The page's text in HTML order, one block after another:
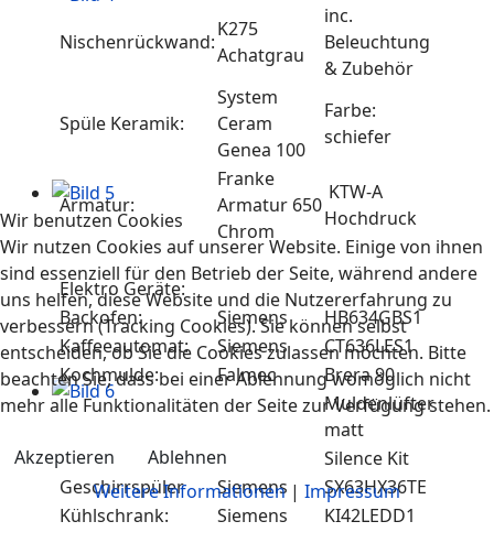
Nischenrückwand:
K275
Achatgrau
inc.
Beleuchtung
& Zubehör
Spüle Keramik:
System
Ceram
Genea 100
Farbe:
schiefer
Armatur:
Franke
Armatur 650
Chrom
KTW-A
Hochdruck
Elektro Geräte:
Backofen:
Siemens
HB634GBS1
Kaffeeautomat:
Siemens
CT636LES1
Kochmulde:
Falmec
Brera 90
Muldenlüfter
matt
Silence Kit
Geschirrspüler
Siemens
SX63HX36TE
Kühlschrank:
Siemens KI42LEDD1
Wir benutzen Cookies
Wir nutzen Cookies auf unserer Website. Einige von ihnen
sind essenziell für den Betrieb der Seite, während andere
uns helfen, diese Website und die Nutzererfahrung zu
verbessern (Tracking Cookies). Sie können selbst
entscheiden, ob Sie die Cookies zulassen möchten. Bitte
beachten Sie, dass bei einer Ablehnung womöglich nicht
mehr alle Funktionalitäten der Seite zur Verfügung stehen.
Akzeptieren
Ablehnen
Weitere Informationen| Impressum